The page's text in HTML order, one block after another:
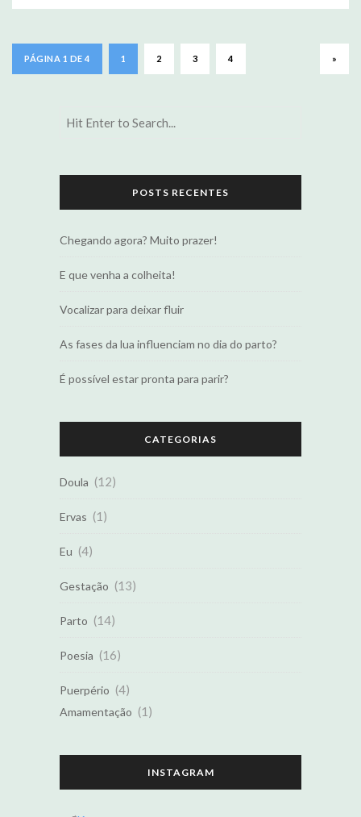
PÁGINA 1 DE 4 1 2 3 4 »
POSTS RECENTES
Chegando agora? Muito prazer!
E que venha a colheita!
Vocalizar para deixar fluir
As fases da lua influenciam no dia do parto?
É possível estar pronta para parir?
CATEGORIAS
Doula (12)
Ervas (1)
Eu (4)
Gestação (13)
Parto (14)
Poesia (16)
Puerpério (4)
Amamentação (1)
INSTAGRAM